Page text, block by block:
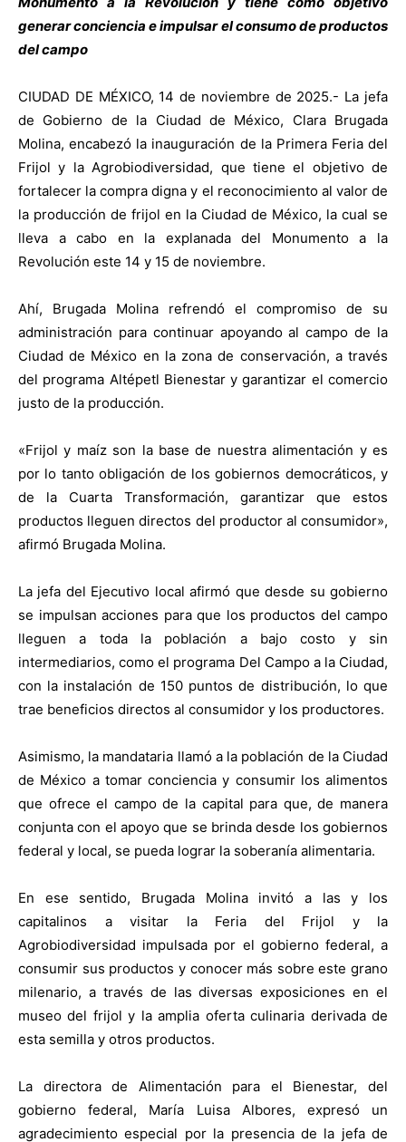
generar conciencia e impulsar el consumo de productos
del campo
CIUDAD DE MÉXICO, 14 de noviembre de 2025.- La jefa
de Gobierno de la Ciudad de México, Clara Brugada
Molina, encabezó la inauguración de la Primera Feria del
Frijol y la Agrobiodiversidad, que tiene el objetivo de
fortalecer la compra digna y el reconocimiento al valor de
la producción de frijol en la Ciudad de México, la cual se
lleva a cabo en la explanada del Monumento a la
Revolución este 14 y 15 de noviembre.
Ahí, Brugada Molina refrendó el compromiso de su
administración para continuar apoyando al campo de la
Ciudad de México en la zona de conservación, a través
del programa Altépetl Bienestar y garantizar el comercio
justo de la producción.
«Frijol y maíz son la base de nuestra alimentación y es
por lo tanto obligación de los gobiernos democráticos, y
de la Cuarta Transformación, garantizar que estos
productos lleguen directos del productor al consumidor»,
afirmó Brugada Molina.
La jefa del Ejecutivo local afirmó que desde su gobierno
se impulsan acciones para que los productos del campo
lleguen a toda la población a bajo costo y sin
intermediarios, como el programa Del Campo a la Ciudad,
con la instalación de 150 puntos de distribución, lo que
trae beneficios directos al consumidor y los productores.
Asimismo, la mandataria llamó a la población de la Ciudad
de México a tomar conciencia y consumir los alimentos
que ofrece el campo de la capital para que, de manera
conjunta con el apoyo que se brinda desde los gobiernos
federal y local, se pueda lograr la soberanía alimentaria.
En ese sentido, Brugada Molina invitó a las y los
capitalinos a visitar la Feria del Frijol y la
Agrobiodiversidad impulsada por el gobierno federal, a
consumir sus productos y conocer más sobre este grano
milenario, a través de las diversas exposiciones en el
museo del frijol y la amplia oferta culinaria derivada de
esta semilla y otros productos.
La directora de Alimentación para el Bienestar, del
gobierno federal, María Luisa Albores, expresó un
agradecimiento especial por la presencia de la jefa de